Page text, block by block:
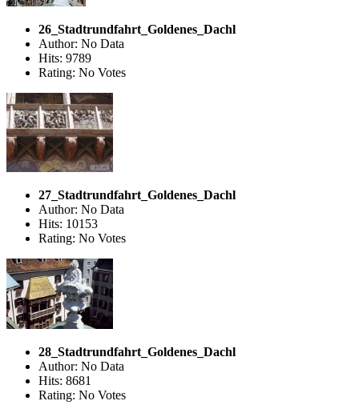
26_Stadtrundfahrt_Goldenes_Dachl
Author: No Data
Hits: 9789
Rating: No Votes
27_Stadtrundfahrt_Goldenes_Dachl
Author: No Data
Hits: 10153
Rating: No Votes
28_Stadtrundfahrt_Goldenes_Dachl
Author: No Data
Hits: 8681
Rating: No Votes